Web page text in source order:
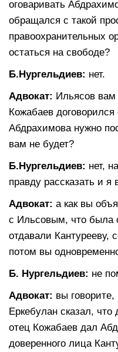
оговаривать
обращался с такой
правоохранительных
остаться на свободе?
Б.Нургельдиев: нет.
Адвокат: Ильясов вам
Кожабаев договорился
Абдрахимова нужно
вам не будет?
Б.Нургельдиев: нет,
правду рассказать и я
Адвокат: а как вы
с Ильсовым, что была
отдавали Кантурееву,
потом вы
Б. Нургельдиев: не
Адвокат: вы
Еркебулан сказал, что
отец Кожабаев дал
доверенного лица